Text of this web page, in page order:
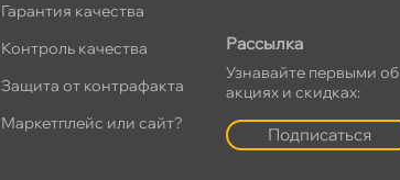
Гарантия качества
Контроль качества
Защита от контрафакта
Маркетплейс или сайт?
Рассылка
Узнавайте первыми о
акциях и скидках:
Подписаться